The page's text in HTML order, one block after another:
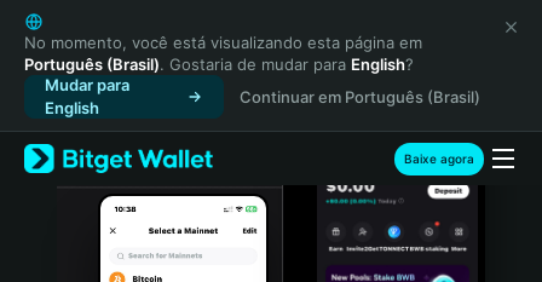
English
日本語
Tiếng Việt
Русский
Español (Latinoamérica)
Türkçe
Italiano
No momento, você está visualizando esta página em
Português (Brasil). Gostaria de mudar para English?
Mudar para
English
Continuar em Português (Brasil)
Baixe agora